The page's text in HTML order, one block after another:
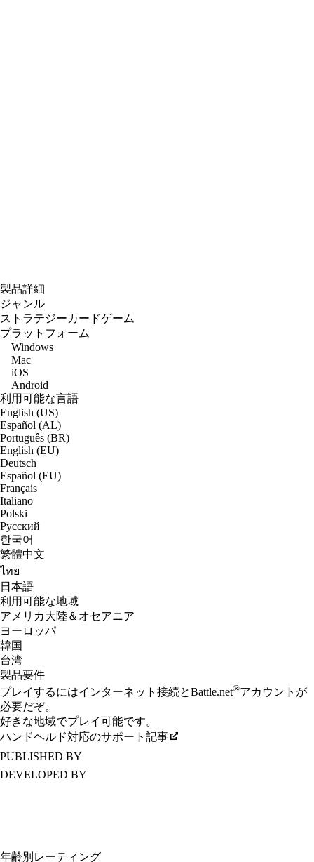
製品詳細
ジャンル
ストラテジーカードゲーム
プラットフォーム
Windows
Mac
iOS
Android
利用可能な言語
English (US)
Español (AL)
Português (BR)
English (EU)
Deutsch
Español (EU)
Français
Italiano
Polski
Русский
한국어
繁體中文
ไทย
日本語
利用可能な地域
アメリカ大陸＆オセアニア
ヨーロッパ
韓国
台湾
製品要件
プレイするにはインターネット接続とBattle.net®アカウントが
必要だぞ。
好きな地域でプレイ可能です。
ハンドヘルド対応のサポート記事
PUBLISHED BY
DEVELOPED BY
年齢別レーティング